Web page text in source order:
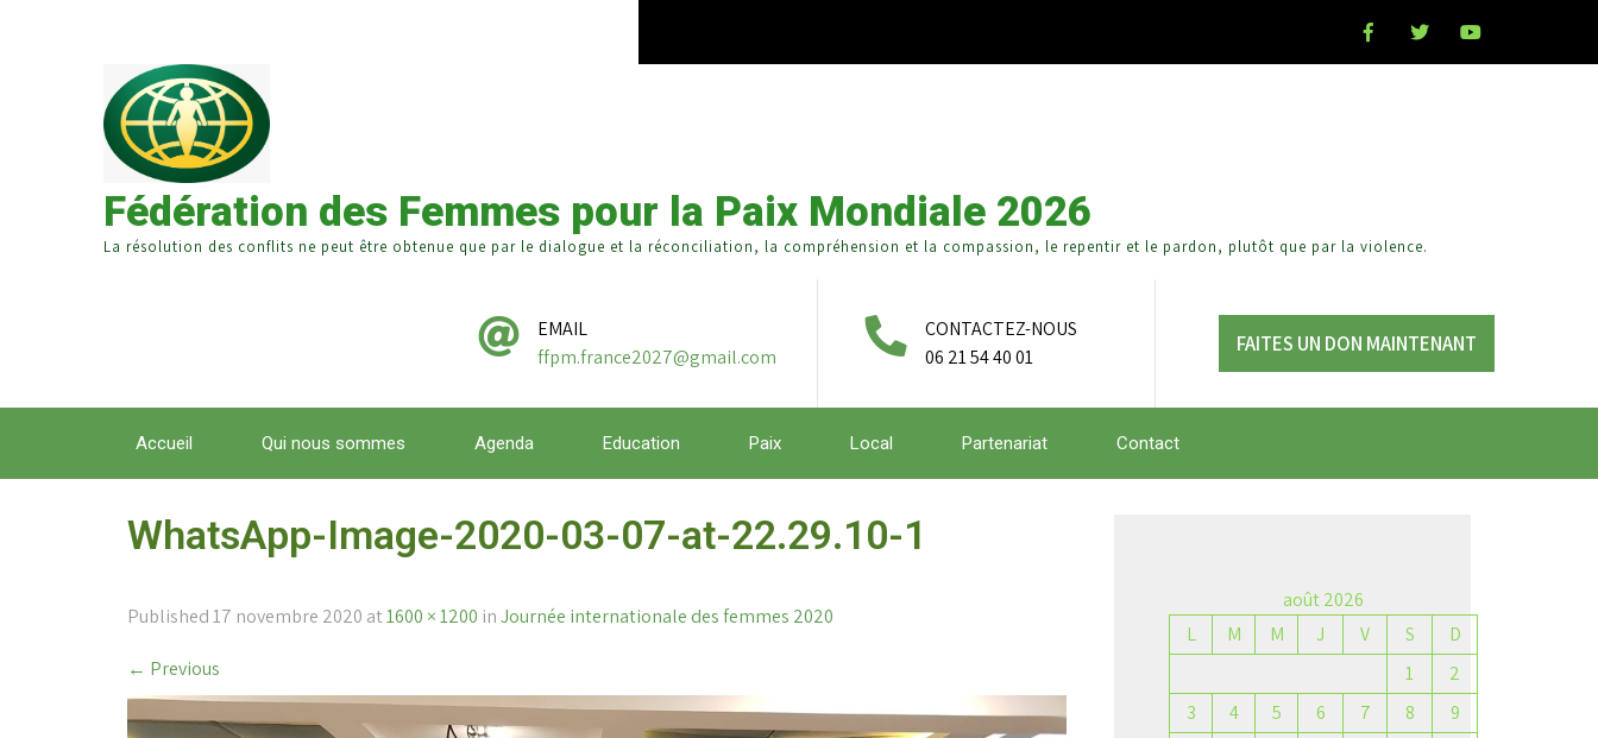
Fédération des Femmes pour la Paix Mondiale 2026
La résolution des conflits ne peut être obtenue que par le dialogue et la réconciliation, la compréhension et la compassion, le repentir et le pardon, plutôt que par la violence.
EMAIL
ffpm.france2027@gmail.com
CONTACTEZ-NOUS
06 21 54 40 01
FAITES UN DON MAINTENANT
Accueil Qui nous sommes Agenda Education Paix Local Partenariat Contact
WhatsApp-Image-2020-03-07-at-22.29.10-1
Published17 novembre 2020 at1600 × 1200 inJournée internationale des femmes 2020
← Previous
août 2026
L
M M J V S
D
1
2
3
4 5 6 7 8
9